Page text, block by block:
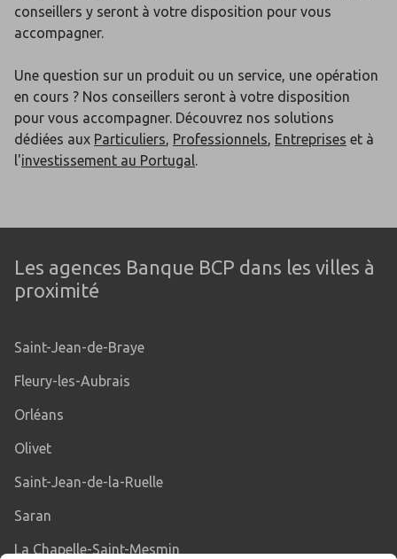
conseillers y seront à votre disposition pour vous
accompagner.
Une question sur un produit ou un service, une opération
en cours ? Nos conseillers seront à votre disposition
pour vous accompagner. Découvrez nos solutions
dédiées aux Particuliers, Professionnels, Entreprises et à
l'investissement au Portugal.
Les agences Banque BCP dans les villes à
proximité
Saint-Jean-de-Braye
Fleury-les-Aubrais
Orléans
Olivet
Saint-Jean-de-la-Ruelle
Saran
La Chapelle-Saint-Mesmin